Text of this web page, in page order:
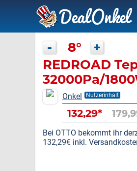
- 8° +
REDROAD
32000Pa/
Onkel Nutzerinhalt
132,29*
Bei OTTO bekommt ihr
132,29€ inkl.